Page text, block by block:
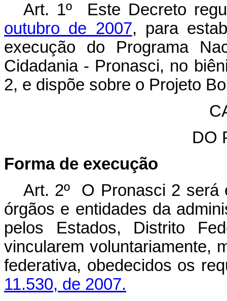
Art. 1º Este Decreto
outubro de 2007, para
execução do Programa
Cidadania - Pronasci, no
2, e dispõe sobre o Projeto
DO
Forma de execução
Art. 2º O Pronasci 2 será
órgãos e entidades da
pelos Estados, Distrito
vincularem voluntariamente,
federativa, obedecidos os
11.530, de 2007.